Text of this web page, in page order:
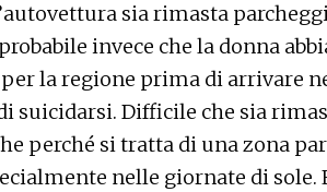
sia rimasta
probabile invece che la donna
la regione prima di arrivare
suicidarsi. Difficile che sia
perché si tratta di una zona
nelle giornate di sole.